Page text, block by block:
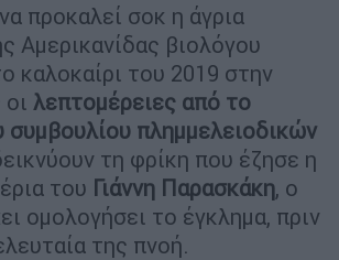
προκαλεί σοκ η άγρια
Αμερικανίδας βιολόγου
καλοκαίρι του 2019 στην
λεπτομέρειες από το
συμβουλίου πλημμελειοδικών
τη φρίκη που έζησε η
του Γιάννη Παρασκάκη, ο
ομολογήσει το έγκλημα, πριν
της πνοή.